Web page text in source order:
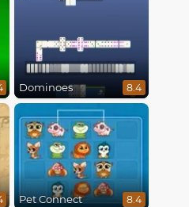
Dominoes 8.4
Pet Connect 8.4